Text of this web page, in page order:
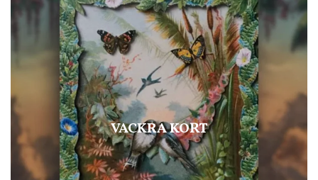
VACKRA KORT